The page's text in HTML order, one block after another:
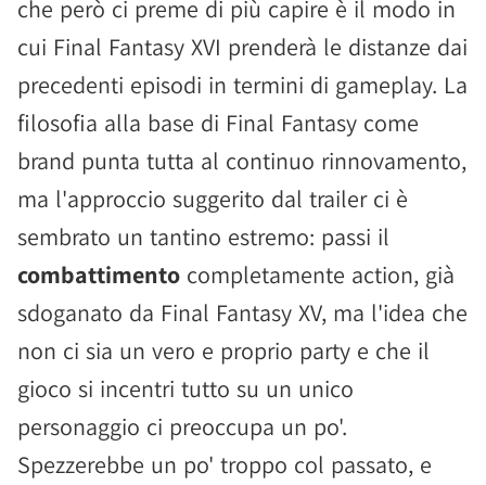
che però ci preme di più capire è il modo in
cui Final Fantasy XVI prenderà le distanze dai
precedenti episodi in termini di gameplay. La
filosofia alla base di Final Fantasy come
brand punta tutta al continuo rinnovamento,
ma l'approccio suggerito dal trailer ci è
sembrato un tantino estremo: passi il
combattimento completamente action, già
sdoganato da Final Fantasy XV, ma l'idea che
non ci sia un vero e proprio party e che il
gioco si incentri tutto su un unico
personaggio ci preoccupa un po'.
Spezzerebbe un po' troppo col passato, e